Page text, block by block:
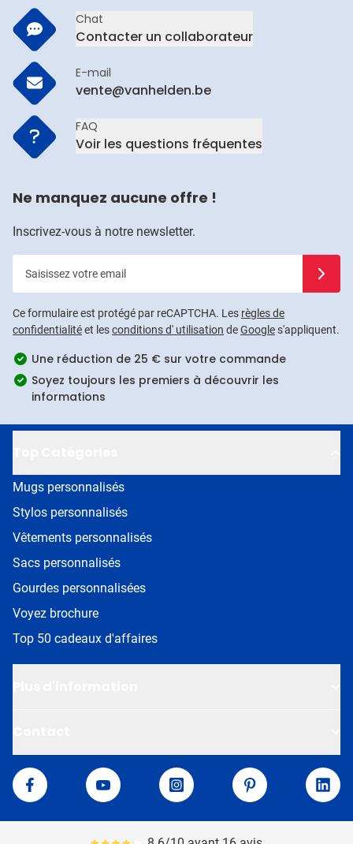
Chat
Contacter un collaborateur
E-mail
vente@vanhelden.be
FAQ
Voir les questions fréquentes
Ne manquez aucune offre !
Inscrivez-vous à notre newsletter.
Ce formulaire est protégé par reCAPTCHA. Les règles de
confidentialitéet lesconditions d' utilisation deGoogles'appliquent.
Une réduction de 25 € sur votre commande
Soyez toujours les premiers à découvrir les
informations
Mugs personnalisés
Stylos personnalisés
Vêtements personnalisés
Sacs personnalisés
Gourdes personnalisées
Voyez brochure
Top 50 cadeaux d'affaires
Van Helden
Facebook
YouTube Instagram Pinterest